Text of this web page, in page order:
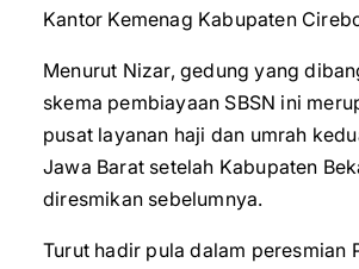
Kantor Kemenag Kabupaten
Menurut Nizar, gedung yang
skema pembiayaan SBSN ini
pusat layanan haji dan umrah
Jawa Barat setelah Kabupaten
diresmikan sebelumnya.
Turut hadir pula dalam peresmian